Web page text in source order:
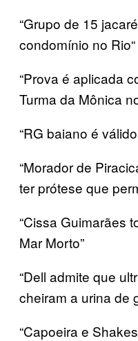
“Grupo de 15
condomínio no Rio“
“Prova é aplicada
Turma da Mônica
“RG baiano é
“Morador de
ter prótese que
“Cissa Guimarães
Mar Morto”
“Dell admite que
cheiram a urina de
“Capoeira e